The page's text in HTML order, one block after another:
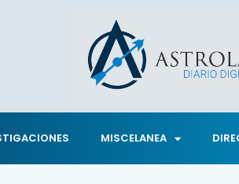
MISCELANEA